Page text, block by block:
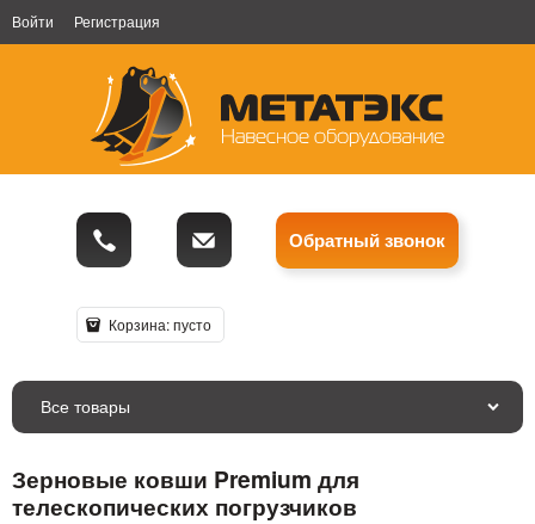
Войти Регистрация
Обратный звонок
Корзина:пусто
Все товары
Зерновые ковши Premium для
телескопических погрузчиков